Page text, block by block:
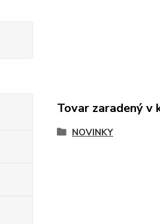
Tovar zaradený v
NOVINKY